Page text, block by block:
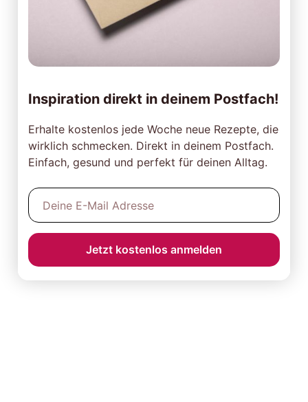
Inspiration direkt in deinem Postfach!
Erhalte kostenlos jede Woche neue Rezepte, die
wirklich schmecken. Direkt in deinem Postfach.
Einfach, gesund und perfekt für deinen Alltag.
Jetzt kostenlos anmelden